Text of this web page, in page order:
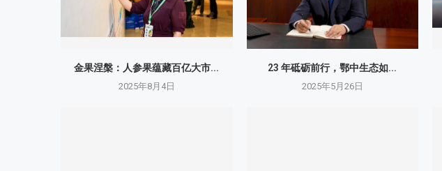
金果涅槃：人参果蕴藏百亿大市...
2025年8月4日
23 年砥砺前行，鄂中生态如...
2025年5月26日